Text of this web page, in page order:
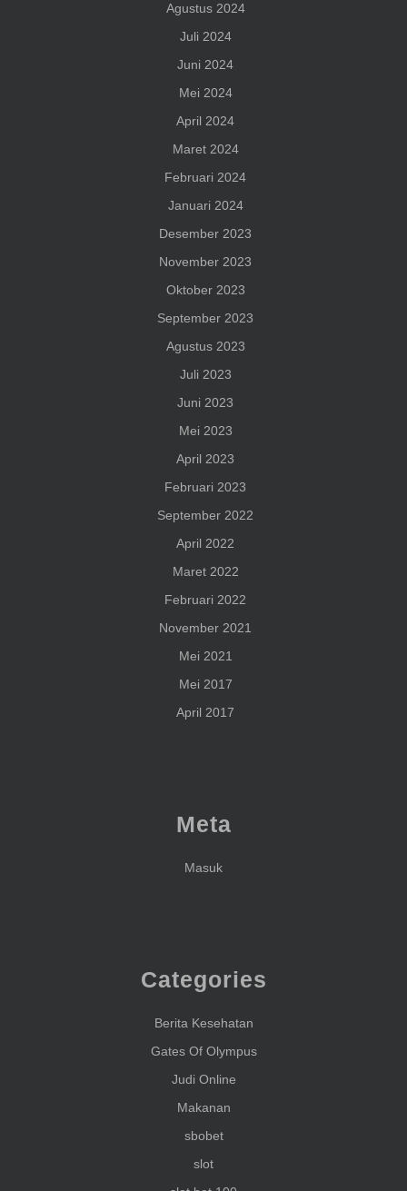
Agustus 2024
Juli 2024
Juni 2024
Mei 2024
April 2024
Maret 2024
Februari 2024
Januari 2024
Desember 2023
November 2023
Oktober 2023
September 2023
Agustus 2023
Juli 2023
Juni 2023
Mei 2023
April 2023
Februari 2023
September 2022
April 2022
Maret 2022
Februari 2022
November 2021
Mei 2021
Mei 2017
April 2017
Meta
Masuk
Categories
Berita Kesehatan
Gates Of Olympus
Judi Online
Makanan
sbobet
slot